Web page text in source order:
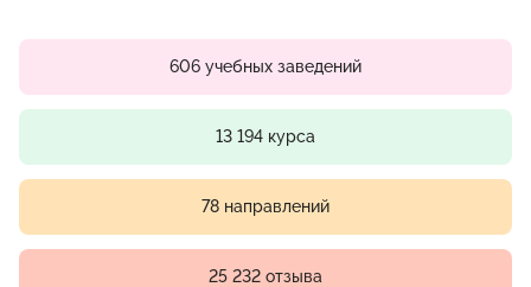
606 учебных заведений
13 194 курса
78 направлений
25 232 отзыва